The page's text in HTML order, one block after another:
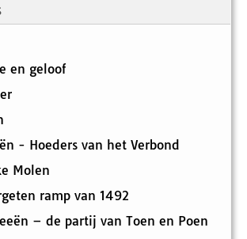
en geloof
- Hoeders van het Verbond
Molen
ramp van 1492
– de partij van Toen en Poen